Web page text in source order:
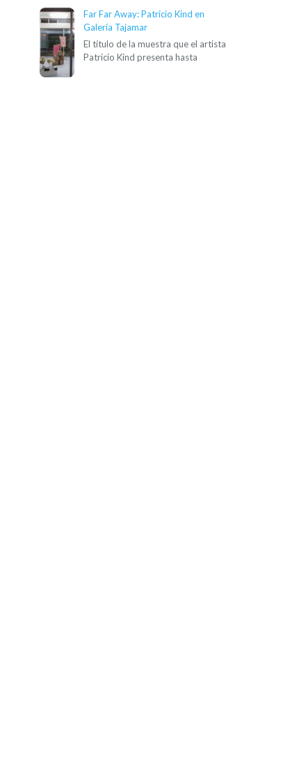
Far Far Away: Patricio Kind en
Galería Tajamar
El título de la muestra que el artista
Patricio Kind presenta hasta